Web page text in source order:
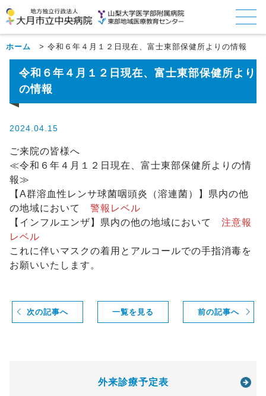
ホーム > 令和６年４月１２日現在、富士東部保健所よりの情報
外来診療予定表
令和６年４月１２日現在、富士東部保健所より
の情報
2024.04.15
ご来院の皆様へ
≪令和６年４月１２日現在、富士東部保健所よりの情
報≫
【A群溶血性レンサ球菌咽頭炎（溶連菌）】県内の他
の地域において 警報レベル
【インフルエンザ】県内の他の地域において 注意報
レベル
これに伴いマスクの着用とアルコールでの手指消毒を
お願いいたします。
次の記事へ 一覧を見る 前の記事へ